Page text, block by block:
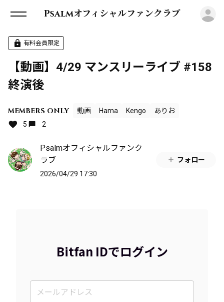
Psalmオフィシャルファンクラブ
有料会員限定
【動画】4/29 マンスリーライブ #158
終演後
MEMBERS ONLY 動画 Hama Kengo
ありお
5
2
Psalmオフィシャルファンク
ラブ
2026/04/29 17:30
フォロー
Bitfan IDでログイン